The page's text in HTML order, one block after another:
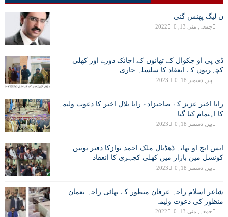
ن لیگ پھنس گئی
جمعہ, مئی 13, 2022 0
ڈی پی او چکوال کے تھانوں کے اچانک دورے اور کھلی
کچہریوں کے انعقاد کا سلسلہ جاری
پیر, دسمبر 18, 2023 0
رانا اختر عزیز کے صاحبزادے رانا بلال اختر کا دعوت ولیمہ
کا اہتمام کیا گیا
پیر, دسمبر 18, 2023 0
ایس ایچ او تھانہ ڈھڈیال ملک احمد نوازکا دفتر یونین
کونسل مین بازار میں کھلی کچہری کا انعقاد
پیر, دسمبر 18, 2023 0
شاعر اسلام راجہ عرفان منظور کے بھائی راجہ نعمان
منظور کی دعوت ولیمہ
جمعہ, مئی 13, 2022 0